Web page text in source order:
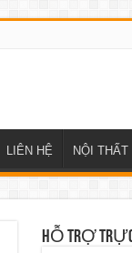
LIÊN HỆ NỘI THẤT
HỖ TRỢ